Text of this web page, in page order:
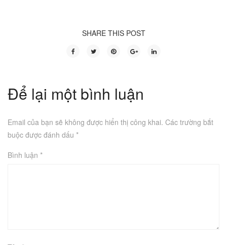
SHARE THIS POST
Để lại một bình luận
Email của bạn sẽ không được hiển thị công khai. Các trường bắt
buộc được đánh dấu *
Bình luận *